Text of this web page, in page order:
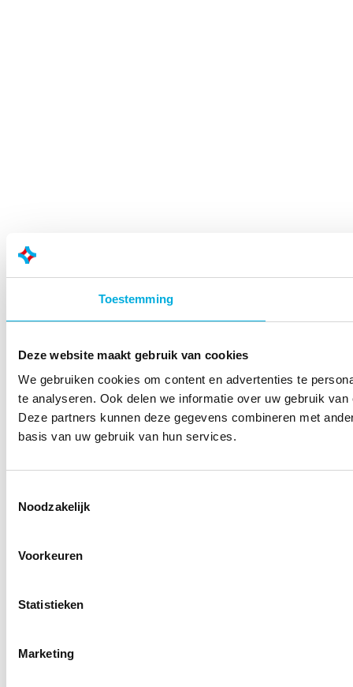
Toestemming
Deze website maakt gebruik van cookies
We gebruiken cookies om content en advertenties te
te analyseren. Ook delen we informatie over uw gebruik
Deze partners kunnen deze gegevens combineren met
basis van uw gebruik van hun services.
Noodzakelijk
Voorkeuren
Statistieken
Marketing